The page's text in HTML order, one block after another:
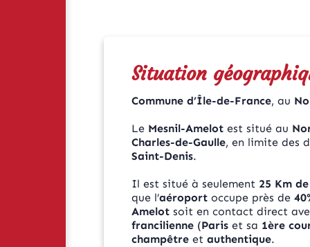
Situation
Commune d’Île-de-France, au
Le Mesnil-Amelot est situé au
Charles-de-Gaulle, en limite des
Saint-Denis.
Il est situé à seulement 25 Km
que l’aéroport occupe près de
Amelot soit en contact direct
francilienne (Paris et sa 1ère
champêtre et authentique.